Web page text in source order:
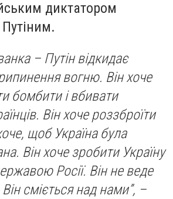
диктатором
– Путін відкидає
вогню. Він хоче
бомбити і вбивати
Він хоче роззброїти
щоб Україна була
Він хоче зробити Україну
Росії. Він не веде
сміється над нами”, –